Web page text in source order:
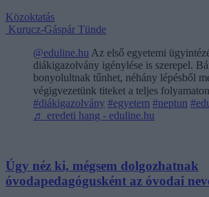
Közoktatás
Kurucz-Gáspár Tünde
@eduline.hu Az első egyetemi
diákigazolvány igénylése is szerepel.
bonyolultnak tűnhet, néhány lépésből
végigvezetünk titeket a teljes
#diákigazolvány #egyetem #neptun
♬ eredeti hang - eduline.hu
Úgy néz ki, mégsem dolgozhatnak
óvodapedagógusként az óvodai